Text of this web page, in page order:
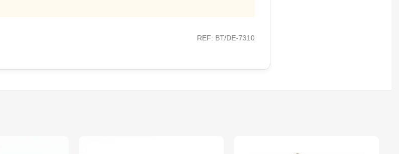
REF: BT/DE-7310